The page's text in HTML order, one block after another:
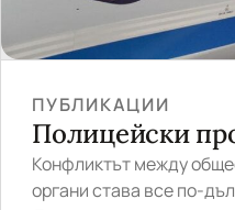
ПУБЛИКАЦИИ
Полицейски
Конфликтът между
органи става все по-